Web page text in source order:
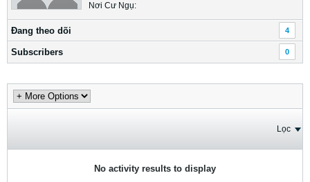
Nơi Cư Ngụ:
Ðang theo dõi 4
Subscribers 0
Lọc
No activity results to display